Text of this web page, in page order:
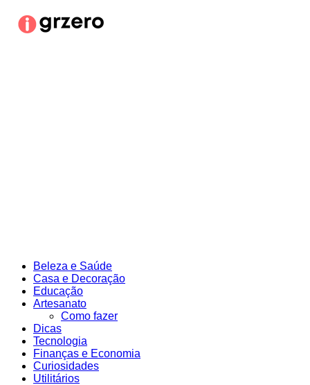
para
Beleza e Saúde
Casa e Decoração
Educação
Artesanato
Como fazer
Dicas
Tecnologia
Finanças e Economia
Curiosidades
Utilitários